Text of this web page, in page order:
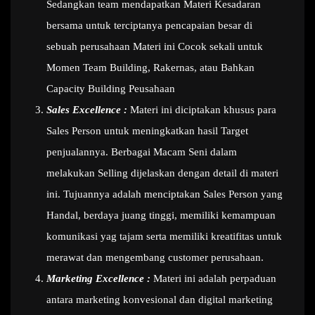
Sedangkan team mendapatkan Materi Kesadaran
bersama untuk terciptanya pencapaian besar di
sebuah perusahaan Materi ini Cocok sekali untuk
Momen Team Building, Rakernas, atau Bahkan
Capacity Building Peusahaan
Sales Excellence : Materi ini diciptakan khusus para
Sales Person untuk meningkatkan hasil Target
penjualannya. Berbagai Macam Seni dalam
melakukan Selling dijelaskan dengan detail di materi
ini. Tujuannya adalah menciptakan Sales Person yang
Handal, berdaya juang tinggi, memiliki kemampuan
komunikasi yag tajam serta memiliki kreatifitas untuk
merawat dan mengembang customer perusahaan.
Marketing Excellence : Materi ini adalah perpaduan
antara marketing konvesional dan digital marketing